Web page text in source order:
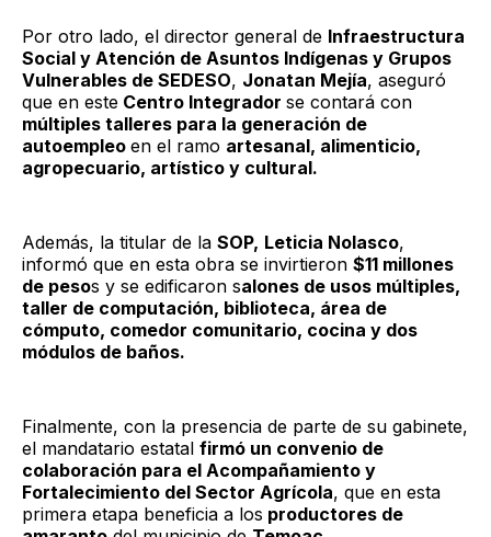
Por otro lado, el director general de Infraestructura
Social y Atención de Asuntos Indígenas y Grupos
Vulnerables de SEDESO, Jonatan Mejía, aseguró
que en este Centro Integrador se contará con
múltiples talleres para la generación de
autoempleo en el ramo artesanal, alimenticio,
agropecuario, artístico y cultural.
Además, la titular de la SOP, Leticia Nolasco,
informó que en esta obra se invirtieron $11 millones
de pesos y se edificaron salones de usos múltiples,
taller de computación, biblioteca, área de
cómputo, comedor comunitario, cocina y dos
módulos de baños.
Finalmente, con la presencia de parte de su gabinete,
el mandatario estatal firmó un convenio de
colaboración para el Acompañamiento y
Fortalecimiento del Sector Agrícola, que en esta
primera etapa beneficia a los productores de